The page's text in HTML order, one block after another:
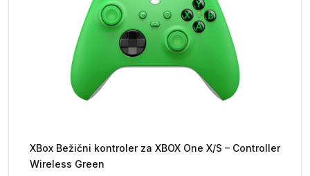
XBox Bežični kontroler za XBOX One X/S – Controller
Wireless Green